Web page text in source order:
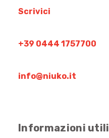
Scrivici
+39 0444 1757700
info@niuko.it
Informazioni utili